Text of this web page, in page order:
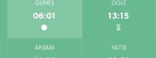
GÜNEŞ
06:01
ÖĞLE
13:15
AKŞAM YATSI